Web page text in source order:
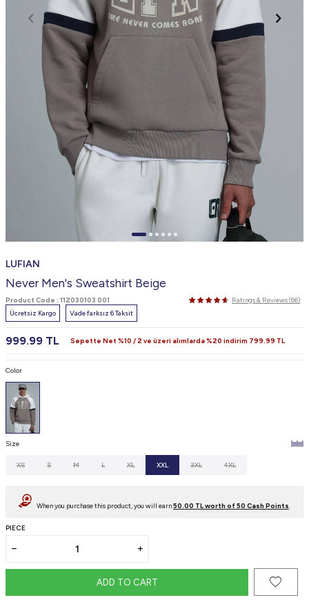
LUFIAN
Never Men's Sweatshirt Beige
Product Code : 112030103 001
Ratings & Reviews (66)
Ücretsiz Kargo
Vade farksız 6 Taksit
999.99 TL Sepette Net %10 / 2 ve üzeri alımlarda %20 indirim 799.99 TL
Color
Size
XS S M L XL XXL 3XL 4XL
When you purchase this product, you will earn50.00 TL worth of50 Cash Points
PIECE
ADD TO CART